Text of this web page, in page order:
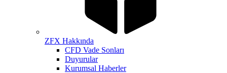
ZFX Hakkında
CFD Vade Sonları
Duyurular
Kurumsal Haberler